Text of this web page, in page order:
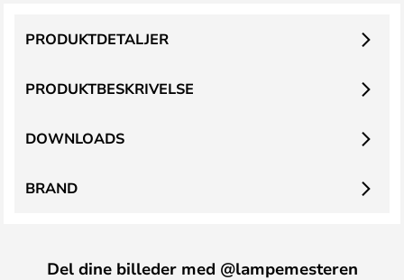
PRODUKTBESKRIVELSE
PRODUKTDETALJER
DOWNLOADS
BRAND
Del dine billeder med @lampemesteren